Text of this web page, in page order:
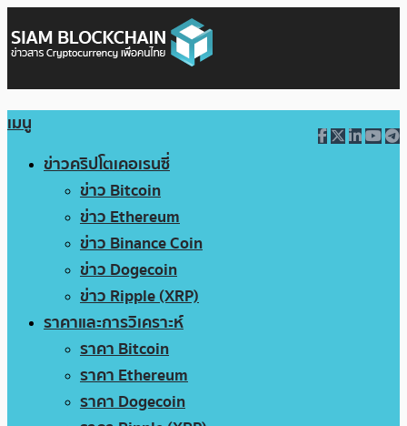
เมนู
ข่าวคริปโตเคอเรนซี่
ข่าว Bitcoin
ข่าว Ethereum
ข่าว Binance Coin
ข่าว Dogecoin
ข่าว Ripple (XRP)
ราคาและการวิเคราะห์
ราคา Bitcoin
ราคา Ethereum
ราคา Dogecoin